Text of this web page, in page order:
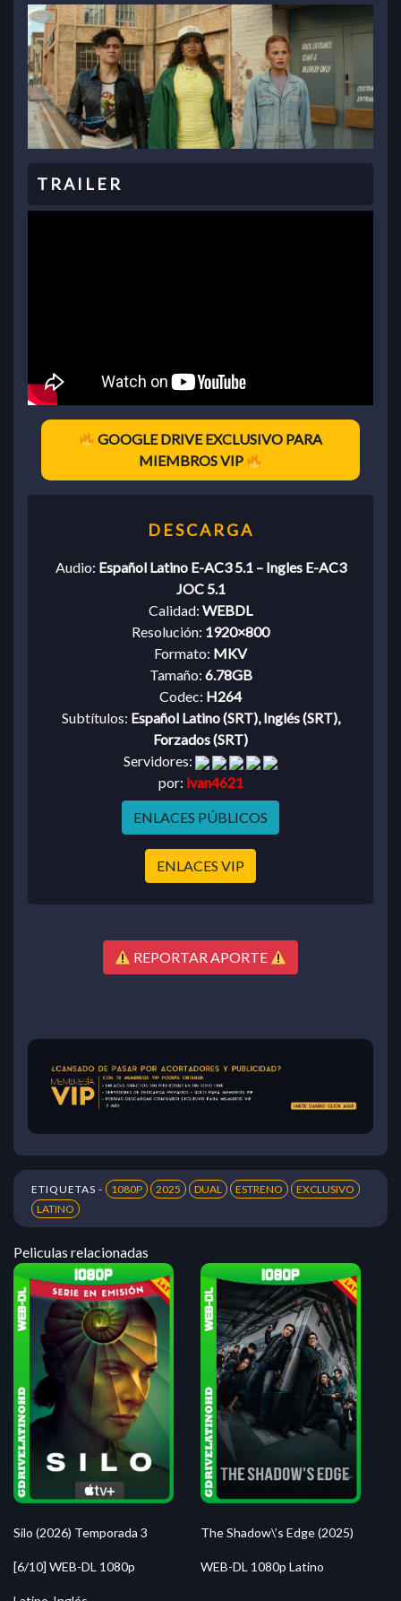
GOOGLE DRIVE EXCLUSIVO PARA
MIEMBROS VIP
Audio: Español Latino E-AC3 5.1 – Ingles E-AC3
JOC 5.1
Calidad: WEBDL
Resolución: 1920×800
Formato: MKV
Tamaño: 6.78GB
Codec: H264
Subtítulos: Español Latino (SRT), Inglés (SRT),
Forzados (SRT)
Servidores:
por: ivan4621
ENLACES PÚBLICOS
ENLACES VIP
REPORTAR APORTE
ETIQUETAS - 1080P 2025 DUAL ESTRENO
EXCLUSIVO
LATINO
Peliculas relacionadas
Silo (2026) Temporada 3
[6/10] WEB-DL 1080p
The Shadow\’s Edge (2025)
WEB-DL 1080p Latino